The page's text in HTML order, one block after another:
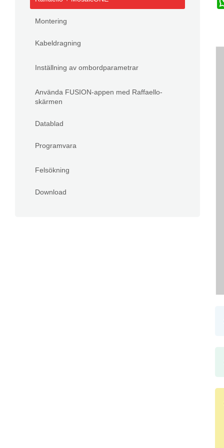
Montering
Kabeldragning
Inställning av ombordparametrar
Använda FUSION-appen med Raffaello-
skärmen
Datablad
Programvara
Felsökning
Download